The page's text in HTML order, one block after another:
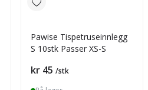
Pawise Tispetruseinnlegg
S 10stk Passer XS-S
Pris
kr 45 /stk